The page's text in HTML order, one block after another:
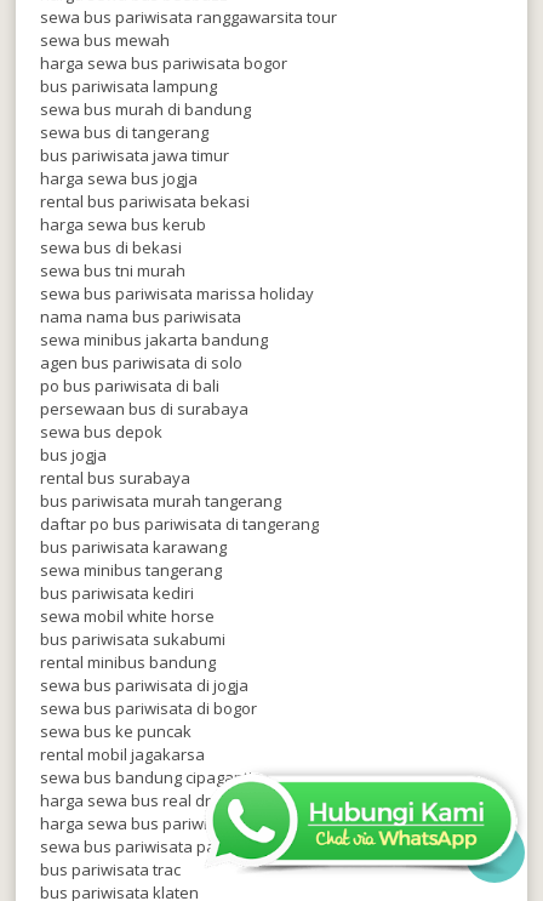
sewa bus pariwisata ranggawarsita tour
sewa bus mewah
harga sewa bus pariwisata bogor
bus pariwisata lampung
sewa bus murah di bandung
sewa bus di tangerang
bus pariwisata jawa timur
harga sewa bus jogja
rental bus pariwisata bekasi
harga sewa bus kerub
sewa bus di bekasi
sewa bus tni murah
sewa bus pariwisata marissa holiday
nama nama bus pariwisata
sewa minibus jakarta bandung
agen bus pariwisata di solo
po bus pariwisata di bali
persewaan bus di surabaya
sewa bus depok
bus jogja
rental bus surabaya
bus pariwisata murah tangerang
daftar po bus pariwisata di tangerang
bus pariwisata karawang
sewa minibus tangerang
bus pariwisata kediri
sewa mobil white horse
bus pariwisata sukabumi
rental minibus bandung
sewa bus pariwisata di jogja
sewa bus pariwisata di bogor
sewa bus ke puncak
rental mobil jagakarsa
sewa bus bandung cipaganti
harga sewa bus real dream
harga sewa bus pariwisata murah di bekasi
sewa bus pariwisata palembang
bus pariwisata trac
bus pariwisata klaten
